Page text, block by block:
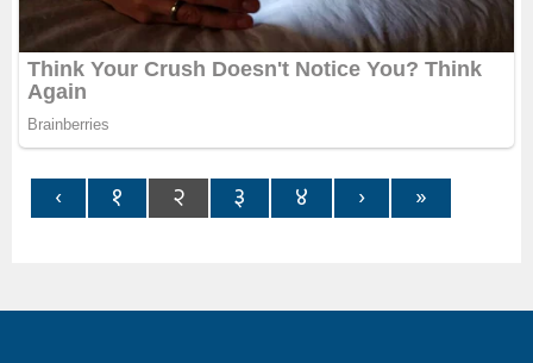
‹ १ २ ३ ४ › »